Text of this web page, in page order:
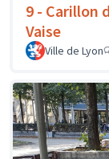
9 - Carillon
Vaise
Ville de Lyon